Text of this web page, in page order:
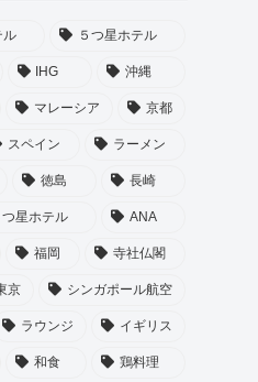
ル ５つ星ホテル
IHG 沖縄
マレーシア 京都
スペイン ラーメン
徳島 長崎
つ星ホテル ANA
福岡 寺社仏閣
京 シンガポール航空
ラウンジ イギリス
和食 鶏料理